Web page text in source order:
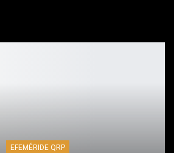
EFEMÉRIDE QRP